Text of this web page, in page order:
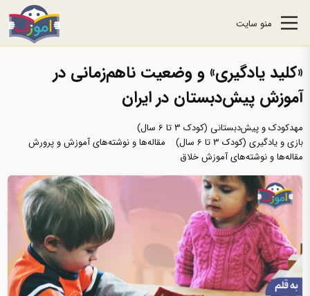
منو سایت
«کلید یادگیری» و وضعیت ناهم‌زمانی در
آموزش پیش‌دبستان در ایران
مهدکودک و پیش‌دبستانی (کودک 3 تا 6 سال)
بازی و یادگیری (کودک 3 تا 6 سال)
مقاله‌ها و نوشته‌های آموزش و پرورش
مقاله‌ها و نوشته‌های آموزش خلاق